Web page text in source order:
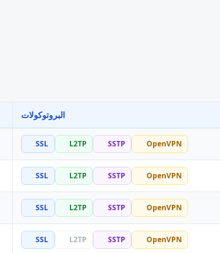
البروتوكولات
SSL L2TP SSTP OpenVPN
SSL L2TP SSTP OpenVPN
SSL L2TP SSTP OpenVPN
SSL L2TP SSTP OpenVPN